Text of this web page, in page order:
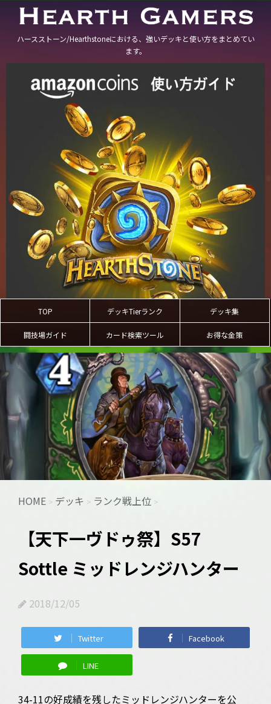
ハースストーン/Hearthstoneにおける、強いデッキと使い方をまとめてい
ます。
TOP デッキTierランク デッキ集
闘技場ガイド カード検索ツール お得な金策
HOME > デッキ > ランク戦上位 >
【天下一ヴドゥ祭】S57
Sottle ミッドレンジハンター
2018/12/05
Twitter Facebook
LINE
34-11の好成績を残したミッドレンジハンターを公